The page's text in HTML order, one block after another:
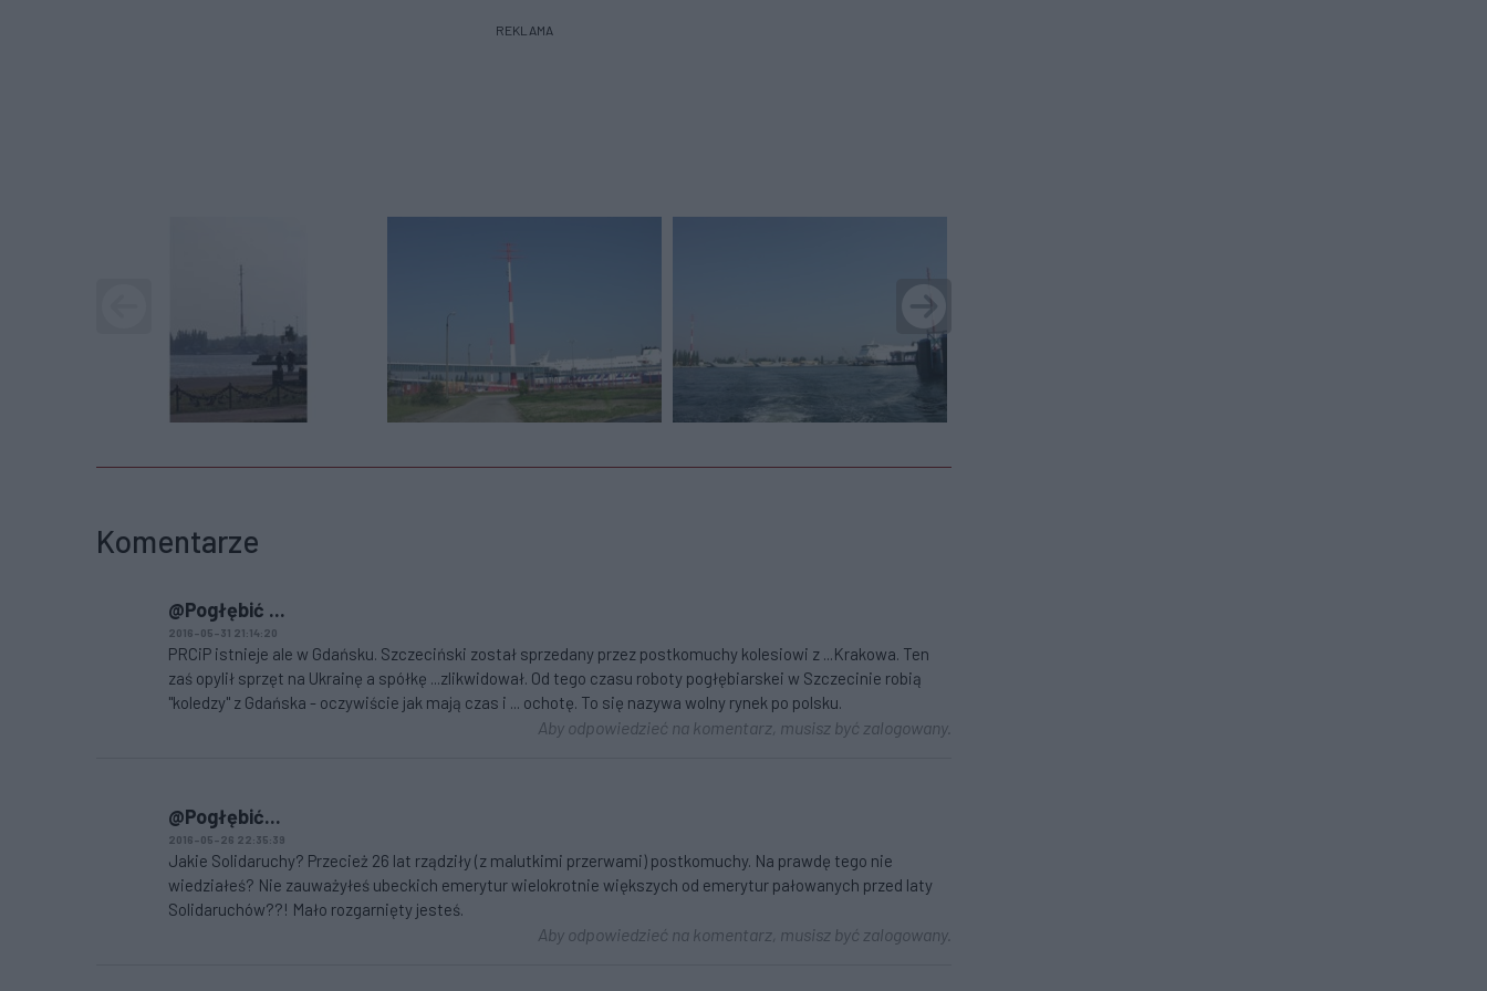
REKLAMA
Komentarze
@Pogłębić ...
2016-05-31 21:14:20
PRCiP istnieje ale w Gdańsku. Szczeciński został sprzedany przez postkomuchy kolesiowi z ...Krakowa. Ten
zaś opylił sprzęt na Ukrainę a spółkę ...zlikwidował. Od tego czasu roboty pogłębiarskei w Szczecinie robią
"koledzy" z Gdańska - oczywiście jak mają czas i ... ochotę. To się nazywa wolny rynek po polsku.
Aby odpowiedzieć na komentarz, musisz być zalogowany.
@Pogłębić...
2016-05-26 22:35:39
Jakie Solidaruchy? Przecież 26 lat rządziły (z malutkimi przerwami) postkomuchy. Na prawdę tego nie
wiedziałeś? Nie zauważyłeś ubeckich emerytur wielokrotnie większych od emerytur pałowanych przed laty
Solidaruchów??! Mało rozgarnięty jesteś.
Aby odpowiedzieć na komentarz, musisz być zalogowany.